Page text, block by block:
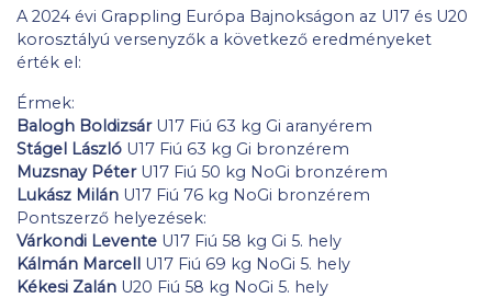
A 2024 évi Grappling Európa Bajnokságon az U17 és U20
korosztályú versenyzők a következő eredményeket
érték el:
Érmek:
Balogh BoldizsárU17 Fiú 63 kg Gi aranyérem
Stágel László U17 Fiú 63 kg Gi bronzérem
Muzsnay PéterU17 Fiú 50 kg NoGi bronzérem
Lukász Milán U17 Fiú 76 kg NoGi bronzérem
Pontszerző helyezések:
Várkondi Levente U17 Fiú 58 kg Gi 5. hely
Kálmán Marcell U17 Fiú 69 kg NoGi 5. hely
Kékesi Zalán U20 Fiú 58 kg NoGi 5. hely